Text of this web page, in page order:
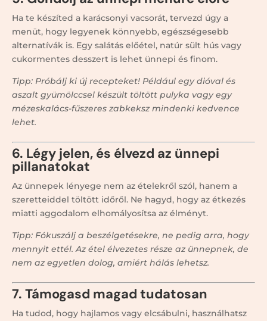
Ha te készíted a karácsonyi vacsorát, tervezd úgy a
menüt, hogy legyenek könnyebb, egészségesebb
alternatívák is. Egy salátás előétel, natúr sült hús vagy
cukormentes desszert is lehet ünnepi és finom.
Tipp: Próbálj ki új recepteket! Például egy dióval és
aszalt gyümölccsel készült töltött pulyka vagy egy
mézeskalács-fűszeres zabkeksz mindenki kedvence
lehet.
6. Légy jelen, és élvezd az ünnepi
pillanatokat
Az ünnepek lényege nem az ételekről szól, hanem a
szeretteiddel töltött időről. Ne hagyd, hogy az étkezés
miatti aggodalom elhomályosítsa az élményt.
Tipp: Fókuszálj a beszélgetésekre, ne pedig arra, hogy
mennyit ettél. Az étel élvezetes része az ünnepnek, de
nem az egyetlen dolog, amiért hálás lehetsz.
7. Támogasd magad tudatosan
Ha tudod, hogy hajlamos vagy elcsábulni, használhatsz